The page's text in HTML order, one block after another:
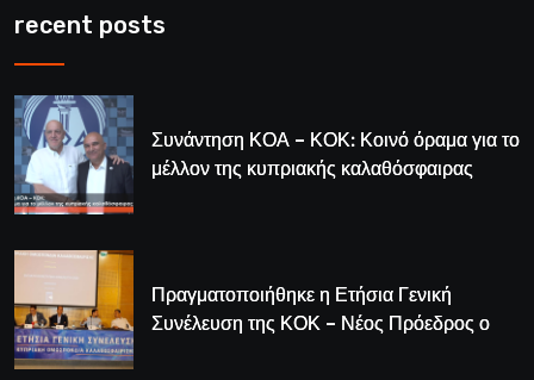
recent posts
Συνάντηση ΚΟΑ – ΚΟΚ: Κοινό όραμα για το
μέλλον της κυπριακής καλαθόσφαιρας
Πραγματοποιήθηκε η Ετήσια Γενική
Συνέλευση της ΚΟΚ – Νέος Πρόεδρος ο